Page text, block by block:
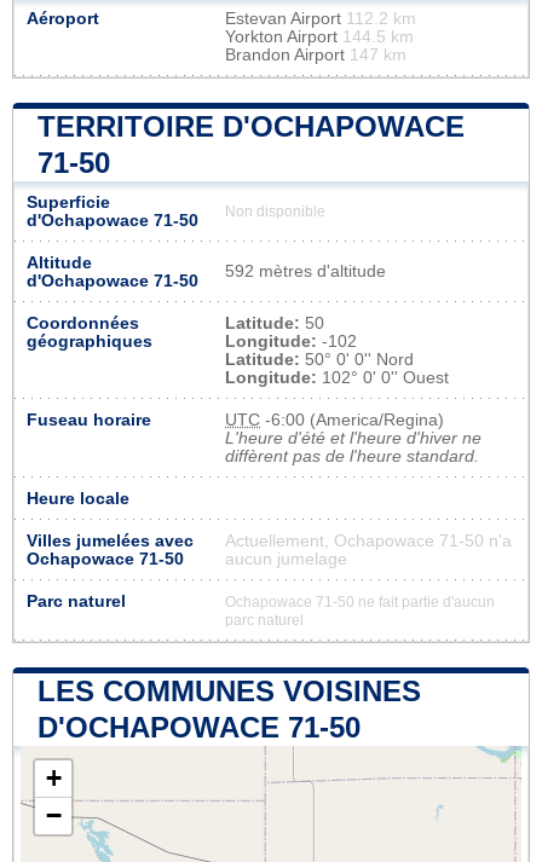
Aéroport Estevan Airport 112.2 km
Yorkton Airport 144.5 km
Brandon Airport 147 km
TERRITOIRE D'OCHAPOWACE
71-50
Superficie
d'Ochapowace 71-50
Non disponible
Altitude
d'Ochapowace 71-50
592 mètres d'altitude
Coordonnées
géographiques
Latitude: 50
Longitude: -102
Latitude: 50° 0' 0'' Nord
Longitude: 102° 0' 0'' Ouest
Fuseau horaire UTC -6:00 (America/Regina)
L'heure d'été et l'heure d'hiver ne
diffèrent pas de l'heure standard.
Heure locale
Villes jumelées avec
Ochapowace 71-50
Actuellement, Ochapowace 71-50 n'a
aucun jumelage
Parc naturel
Ochapowace 71-50 ne fait partie d'aucun
parc naturel
LES COMMUNES VOISINES
D'OCHAPOWACE 71-50
+
−